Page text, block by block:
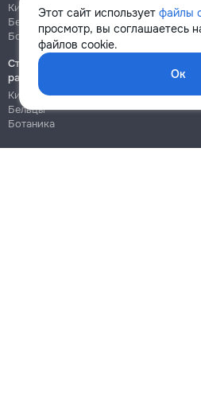
Этот сайт использует файлы
просмотр, вы соглашаетесь
файлов cookie.
Ок
Кишинёв
Бельцы
Ботаника
Строительно-монтажные
работы
Кишинёв
Бельцы
Ботаника